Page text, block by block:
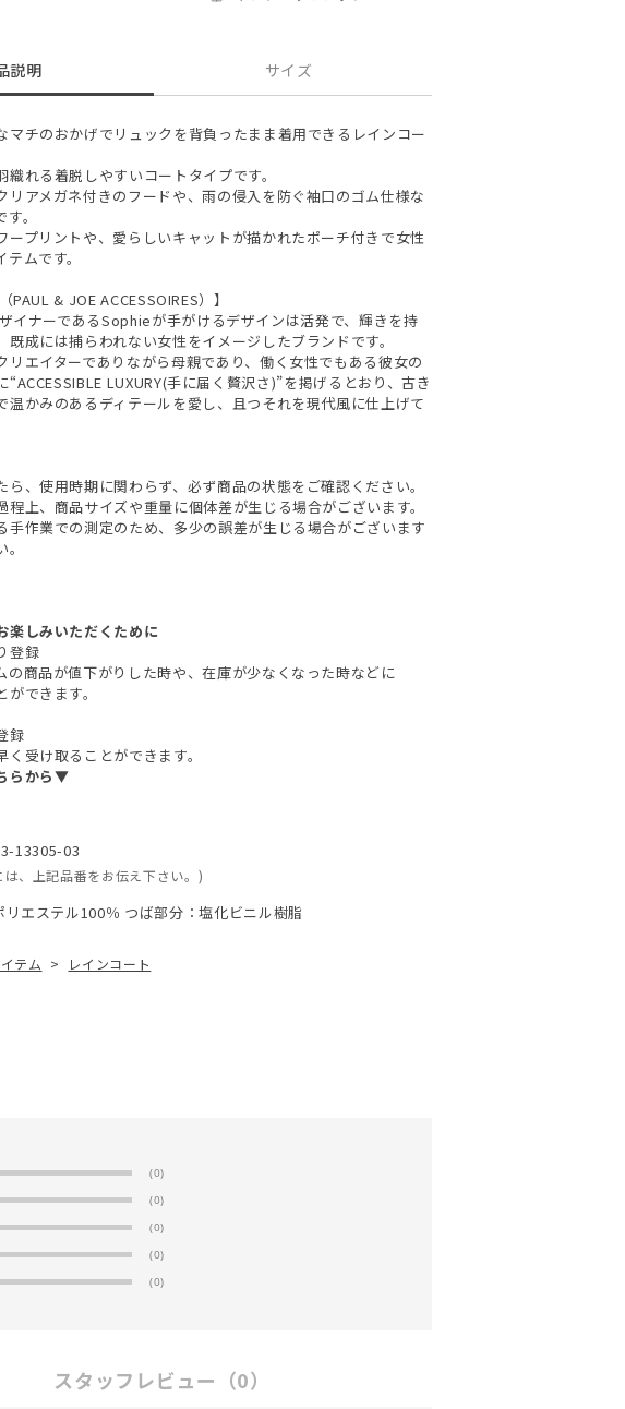
説明 サイズ
マチのおかげでリュックを背負ったまま着用できるレインコー
織れる着脱しやすいコートタイプです。
リアメガネ付きのフードや、雨の侵入を防ぐ袖口のゴム仕様な
。
ープリントや、愛らしいキャットが描かれたポーチ付きで女性
ムです。
PAUL & JOE ACCESSOIRES）】
イナーであるSophieが手がけるデザインは活発で、輝きを持
既成には捕らわれない女性をイメージしたブランドです。
リエイターでありながら母親であり、働く女性でもある彼女の
“ACCESSIBLE LUXURY(手に届く贅沢さ)”を掲げるとおり、古き
温かみのあるディテールを愛し、且つそれを現代風に仕上げて
、使用時期に関わらず、必ず商品の状態をご確認ください。
上、商品サイズや重量に個体差が生じる場合がございます。
手作業での測定のため、多少の誤差が生じる場合がございます
楽しみいただくために
登録
の商品が値下がりした時や、在庫が少なくなった時などに
できます。
録
受け取ることができます。
らから▼
13305-03
、上記品番をお伝え下さい。)
リエステル100％ つば部分：塩化ビニル樹脂
テム > レインコート
(0)
(0)
(0)
(0)
(0)
スタッフレビュー （0）